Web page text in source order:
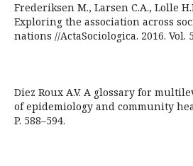
Frederiksen M., Larsen C.A., Lolle
Exploring the association across
nations //ActaSociologica. 2016. Vol.
Diez Roux A.V. A glossary for
of epidemiology and community
P. 588–594.